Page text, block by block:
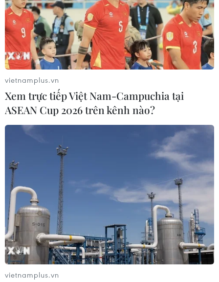
Đài Loan: Lái xe khi say rượu bị phạt cao
nhất tới 90 triệu đồng
04/07/2019 00:19
Theo quy định mới, mức phạt cao nhất đối với người lái
xe khi say rượu đã tăng từ 90.000 Đài tệ lên đến
120.000 Đài tệ (khoảng 90 triệu đồng).
vietnamplus.vn
Xem trực tiếp Việt Nam-Campuchia tại
ASEAN Cup 2026 trên kênh nào?
vietnamplus.vn